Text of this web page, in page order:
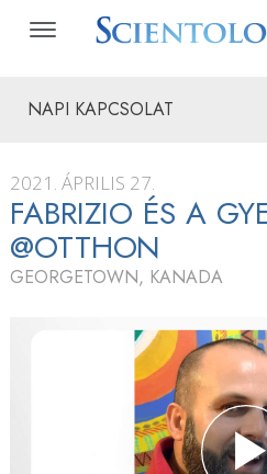
NAPI KAPCSOLAT
2021. ÁPRILIS 27.
FABRIZIO ÉS A
@OTTHON
GEORGETOWN, KANADA